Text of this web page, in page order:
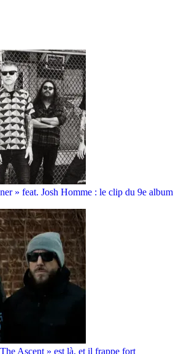
» feat. Josh Homme : le clip du 9e album
Ascent » est là, et il frappe fort